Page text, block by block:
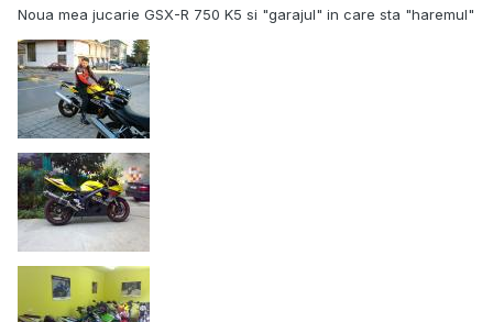
Noua mea jucarie GSX-R 750 K5 si "garajul" in care sta "haremul"